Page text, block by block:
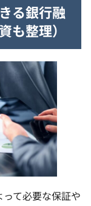
る銀行融
も整理）
て必要な保証や